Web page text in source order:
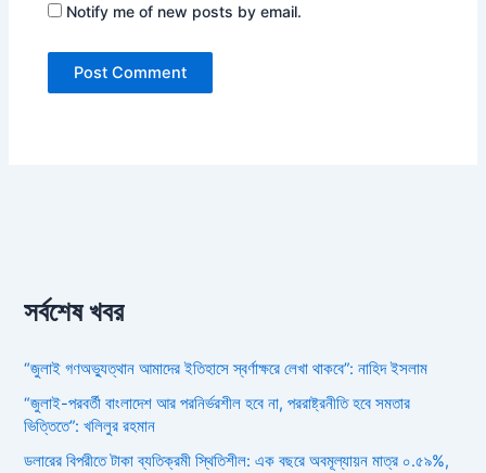
Notify me of new posts by email.
সর্বশেষ খবর
“জুলাই গণঅভ্যুত্থান আমাদের ইতিহাসে স্বর্ণাক্ষরে লেখা থাকবে”: নাহিদ ইসলাম
“জুলাই-পরবর্তী বাংলাদেশ আর পরনির্ভরশীল হবে না, পররাষ্ট্রনীতি হবে সমতার
ভিত্তিতে”: খলিলুর রহমান
ডলারের বিপরীতে টাকা ব্যতিক্রমী স্থিতিশীল: এক বছরে অবমূল্যায়ন মাত্র ০.৫৯%,